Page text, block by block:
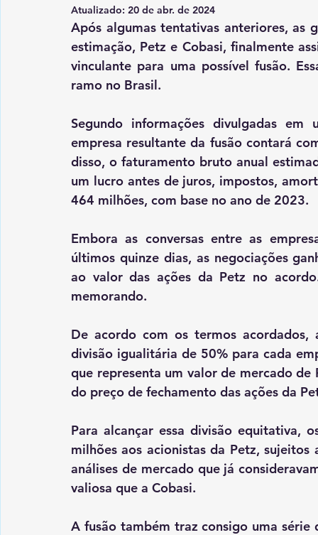
Atualizado: 20 de abr. de 2024
Após algumas tentativas anteriores, as
estimação, Petz e Cobasi, finalmente
vinculante para uma possível fusão.
ramo no Brasil.
Segundo informações divulgadas
empresa resultante da fusão contará
disso, o faturamento bruto anual
um lucro antes de juros, impostos,
464 milhões, com base no ano de 2023.
Embora as conversas entre as
últimos quinze dias, as negociações
ao valor das ações da Petz no
memorando.
De acordo com os termos acordados,
divisão igualitária de 50% para cada
que representa um valor de mercado
do preço de fechamento das ações da
Para alcançar essa divisão equitativa,
milhões aos acionistas da Petz, sujeitos
análises de mercado que já
valiosa que a Cobasi.
A fusão também traz consigo uma